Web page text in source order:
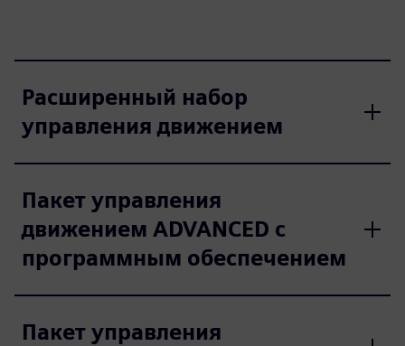
Расширенный набор
управления движением
Пакет управления
движением ADVANCED с
программным обеспечением
Пакет управления